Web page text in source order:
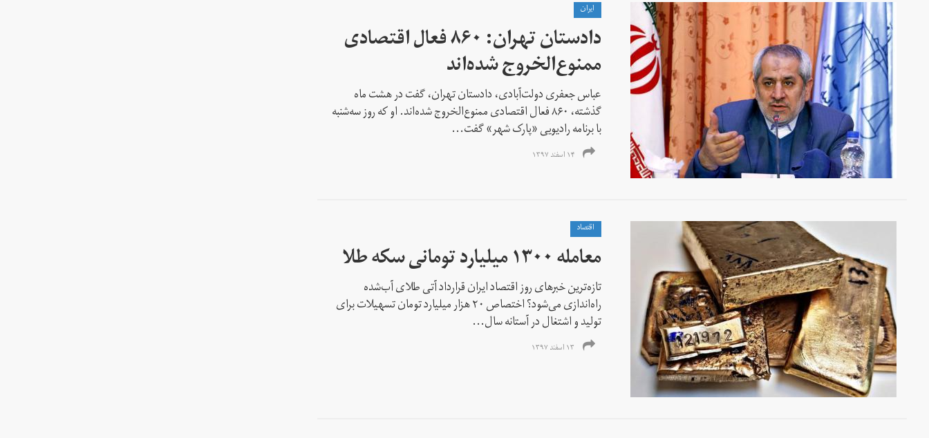
ايران
دادستان تهران: ۸۶۰ فعال اقتصادی
ممنوع‌الخروج شده‌اند
عباس جعفری دولت‌آبادی، دادستان تهران، گفت در هشت ماه
گذشته، ۸۶۰ فعال اقتصادی ممنوع‌الخروج شده‌اند. او که روز سه‌شنبه
با برنامه رادیویی «پارک شهر» گفت...
۱۴ اسفند ۱۳۹۷
اقتصاد
معامله ۱۳۰۰ میلیارد تومانی سکه طلا
تازه‌ترین خبرهای روز اقتصاد ایران قرارداد آتی طلای آب‌شده
راه‌اندازی می‌شود؟ اختصاص ٢٠ هزار میلیارد تومان تسهیلات برای
تولید و اشتغال در آستانه سال...
۱۳ اسفند ۱۳۹۷